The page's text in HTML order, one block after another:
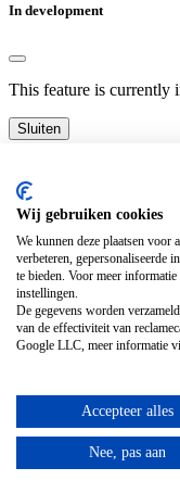
In development
This feature is currently
Sluiten
ROAD
GRAVEL
WHY STEEL
INSPIRATION
PRICING
CONTACT
Wij gebruiken cookies
We kunnen deze plaatsen voor
verbeteren, gepersonaliseerde
te bieden. Voor meer
instellingen.
De gegevens worden
van de effectiviteit van
Google LLC, meer informatie
Accepteer alles
Nee, pas aan